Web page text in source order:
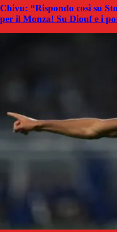
Chivu: “Rispondo così su
per il Monza! Su Diouf e i